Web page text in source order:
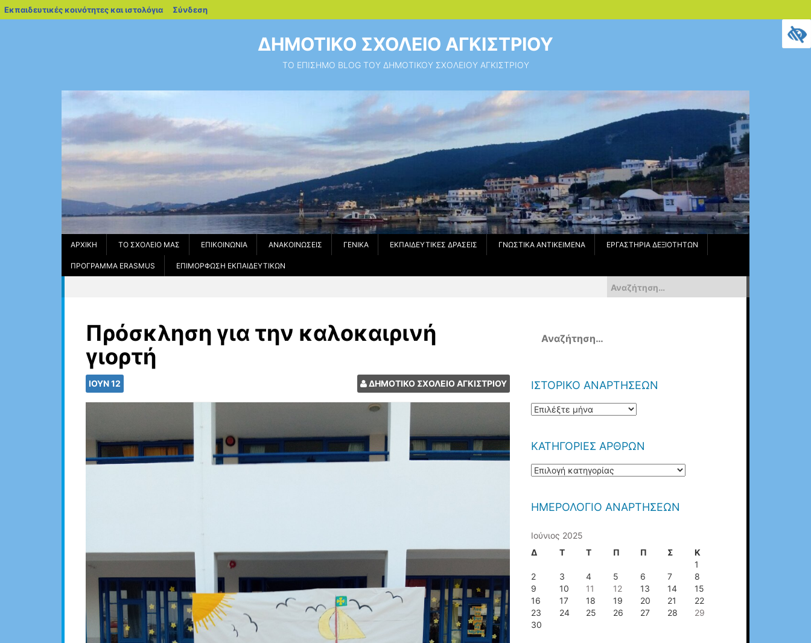
ΔΗΜΟΤΙΚΟ ΣΧΟΛΕΙΟ ΑΓΚΙΣΤΡΙΟΥ
ΤΟ ΕΠΙΣΗΜΟ BLOG ΤΟΥ ΔΗΜΟΤΙΚΟΥ ΣΧΟΛΕΙΟΥ ΑΓΚΙΣΤΡΙΟΥ
ΑΡΧΙΚΉ ΤΟ ΣΧΟΛΕΊΟ ΜΑΣ ΕΠΙΚΟΙΝΩΝΊΑ ΑΝΑΚΟΙΝΏΣΕΙΣ ΓΕΝΙΚΆ ΕΚΠΑΙΔΕΥΤΙΚΈΣ ΔΡΆΣΕΙΣ ΓΝΩΣΤΙΚΆ ΑΝΤΙΚΕΊΜΕΝΑ ΕΡΓΑΣΤΉΡΙΑ ΔΕΞΙΟΤΉΤΩΝ
ΠΡΌΓΡΑΜΜΑ ERASMUS ΕΠΙΜΌΡΦΩΣΗ ΕΚΠΑΙΔΕΥΤΙΚΏΝ
για:
Πρόσκληση για την καλοκαιρινή
γιορτή
ΙΟΎΝ12 ΔΗΜΟΤΙΚΟ ΣΧΟΛΕΙΟ ΑΓΚΙΣΤΡΙΟΥ
για:
ΙΣΤΟΡΙΚΟ ΑΝΑΡΤΗΣΕΩΝ
ΙΣΤΟΡΙΚΟ
ΚΑΤΗΓΟΡΙΕΣ ΑΡΘΡΩΝ
ΚΑΤΗΓΟΡΙΕΣ
ΗΜΕΡΟΛΌΓΙΟ ΑΝΑΡΤΉΣΕΩΝ
Ιούνιος 2025
Δ
Τ Τ Π Π Σ
Κ
1
2
3 4 5 6 7
8
9
10 11 12 13 14
15
16
17 18 19 20 21
22
23
24 25 26 27 28
29
30
Εκπαιδευτικές κοινότητες και ιστολόγια blogs.sch.gr
Σύνδεση